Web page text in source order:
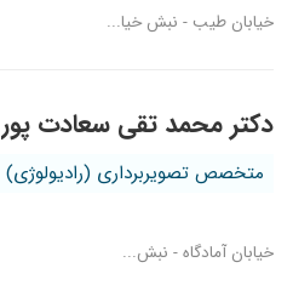
خیابان طیب - نبش خیا...
دکتر محمد تقی سعادت پور
متخصص تصویربرداری (رادیولوژی)
خیابان آمادگاه - نبش...